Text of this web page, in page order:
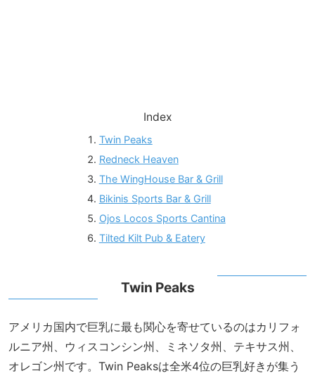
Index
Twin Peaks
Redneck Heaven
The WingHouse Bar & Grill
Bikinis Sports Bar & Grill
Ojos Locos Sports Cantina
Tilted Kilt Pub & Eatery
Twin Peaks
アメリカ国内で巨乳に最も関心を寄せているのはカリフォ
ルニア州、ウィスコンシン州、ミネソタ州、テキサス州、
オレゴン州です。Twin Peaksは全米4位の巨乳好きが集う